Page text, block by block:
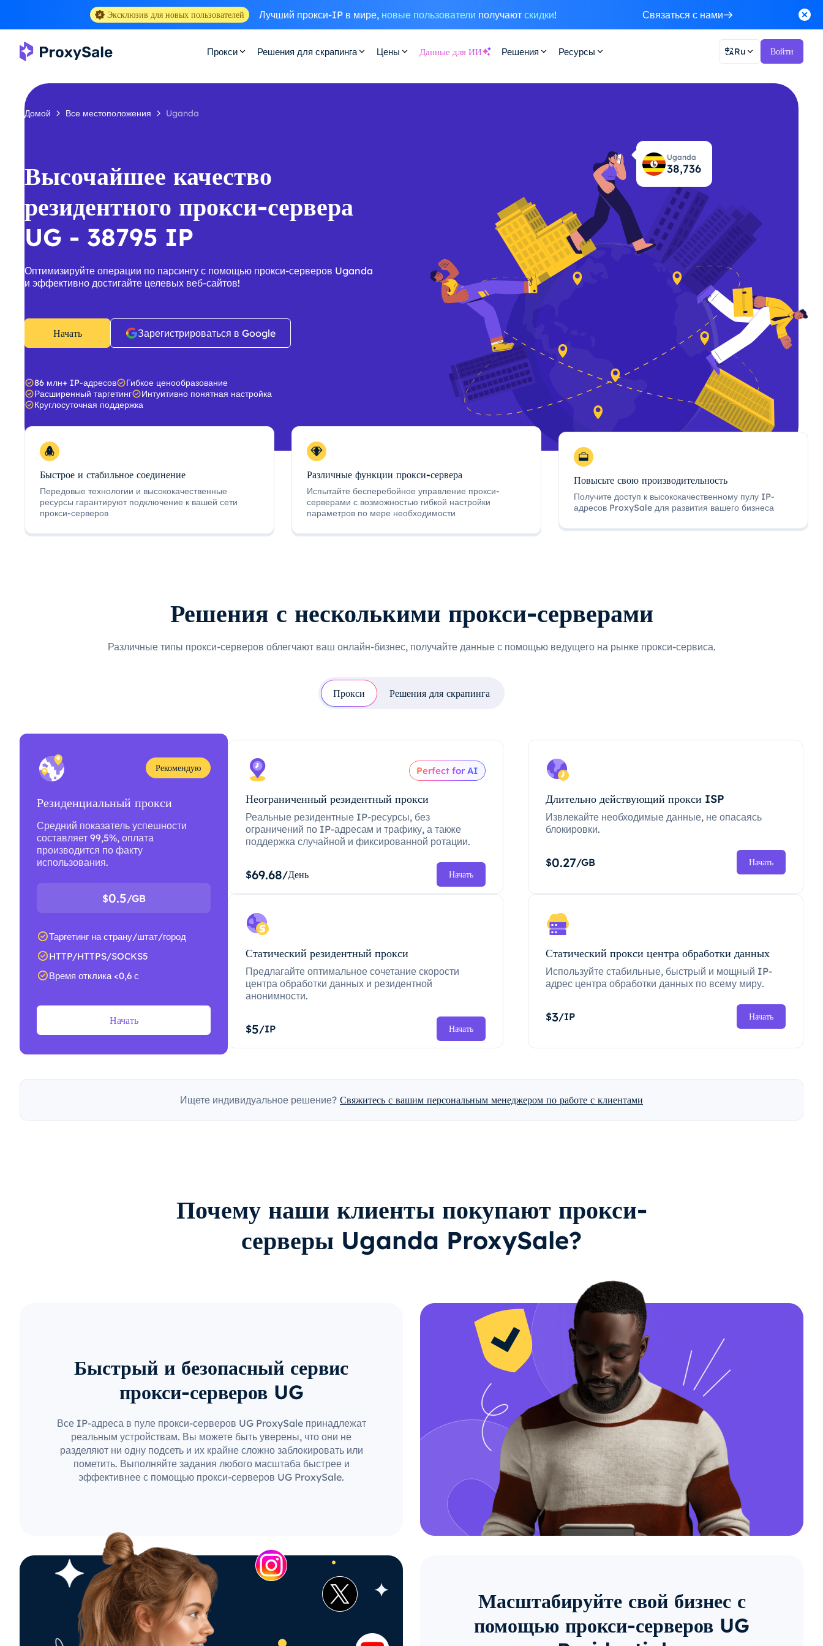
Эксклюзив для новых пользователей Лучший прокси-IP в мире, новые пользователи получают скидки! Связаться с нами
Прокси Решения для скрапинга Цены Данные для ИИ Решения Ресурсы Ru Войти
Домой Все местоположения Uganda
Высочайшее качество
резидентного прокси-сервера
UG - 38795 IP
Оптимизируйте операции по парсингу с помощью прокси-серверов Uganda
и эффективно достигайте целевых веб-сайтов!
Начать Зарегистрироваться в Google
86 млн+ IP-адресов
Гибкое ценообразование
Расширенный таргетинг
Интуитивно понятная настройка
Круглосуточная поддержка
Uganda
38,795
Быстрое и стабильное соединение
Передовые технологии и высококачественные
ресурсы гарантируют подключение к вашей сети
прокси-серверов
Различные функции прокси-сервера
Испытайте бесперебойное управление прокси-
серверами с возможностью гибкой настройки
параметров по мере необходимости
Повысьте свою производительность
Получите доступ к высококачественному пулу IP-
адресов ProxySale для развития вашего бизнеса
Решения с несколькими прокси-серверами
Различные типы прокси-серверов облегчают ваш онлайн-бизнес, получайте данные с помощью ведущего на рынке прокси-сервиса.
Прокси Решения для скрапинга
Рекомендую
Резиденциальный прокси
Средний показатель успешности
составляет 99,5%, оплата
производится по факту
использования.
$0.5/GB
Таргетинг на страну/штат/город
HTTP/HTTPS/SOCKS5
Время отклика <0,6 с
Начать
Perfect for AI
Неограниченный резидентный прокси
Реальные резидентные IP-ресурсы, без
ограничений по IP-адресам и трафику, а также
поддержка случайной и фиксированной ротации.
$69.68/День Начать
Длительно действующий прокси ISP
Извлекайте необходимые данные, не опасаясь
блокировки.
$0.27/GB Начать
Статический резидентный прокси
Предлагайте оптимальное сочетание скорости
центра обработки данных и резидентной
анонимности.
$5/IP Начать
Статический прокси центра обработки данных
Используйте стабильные, быстрый и мощный IP-
адрес центра обработки данных по всему миру.
$3/IP Начать
Ищете индивидуальное решение? Свяжитесь с вашим персональным менеджером по работе с клиентами
Почему наши клиенты покупают прокси-
серверы Uganda ProxySale?
Быстрый и безопасный сервис
прокси-серверов UG
Все IP-адреса в пуле прокси-серверов UG ProxySale принадлежат
реальным устройствам. Вы можете быть уверены, что они не
разделяют ни одну подсеть и их крайне сложно заблокировать или
пометить. Выполняйте задания любого масштаба быстрее и
эффективнее с помощью прокси-серверов UG ProxySale.
Масштабируйте свой бизнес с
помощью прокси-серверов UG